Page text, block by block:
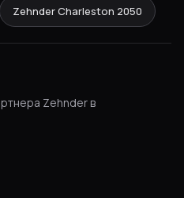
Zehnder Charleston 2050
Zehnder в